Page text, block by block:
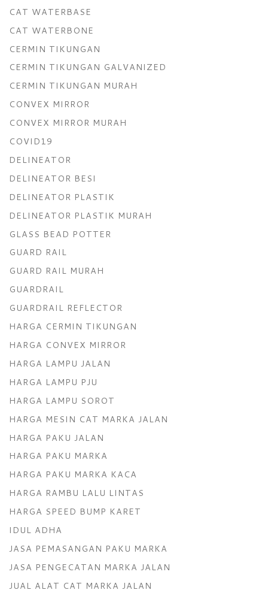
CAT WATERBASE
CAT WATERBONE
CERMIN TIKUNGAN
CERMIN TIKUNGAN GALVANIZED
CERMIN TIKUNGAN MURAH
CONVEX MIRROR
CONVEX MIRROR MURAH
COVID19
DELINEATOR
DELINEATOR BESI
DELINEATOR PLASTIK
DELINEATOR PLASTIK MURAH
GLASS BEAD POTTER
GUARD RAIL
GUARD RAIL MURAH
GUARDRAIL
GUARDRAIL REFLECTOR
HARGA CERMIN TIKUNGAN
HARGA CONVEX MIRROR
HARGA LAMPU JALAN
HARGA LAMPU PJU
HARGA LAMPU SOROT
HARGA MESIN CAT MARKA JALAN
HARGA PAKU JALAN
HARGA PAKU MARKA
HARGA PAKU MARKA KACA
HARGA RAMBU LALU LINTAS
HARGA SPEED BUMP KARET
IDUL ADHA
JASA PEMASANGAN PAKU MARKA
JASA PENGECATAN MARKA JALAN
JUAL ALAT CAT MARKA JALAN